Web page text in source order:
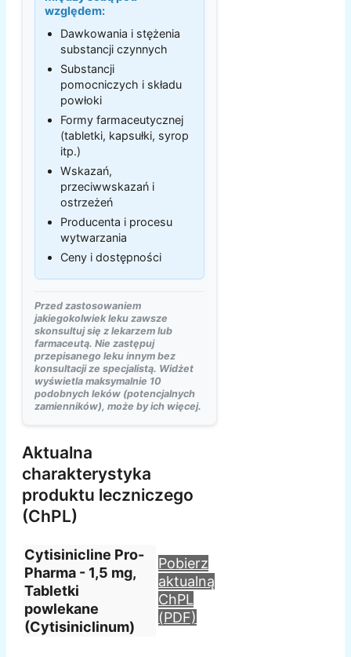
względem:
Dawkowania i stężenia
substancji czynnych
Substancji
pomocniczych i składu
powłoki
Formy farmaceutycznej
(tabletki, kapsułki, syrop
itp.)
Wskazań,
przeciwwskazań i
ostrzeżeń
Producenta i procesu
wytwarzania
Ceny i dostępności
Przed zastosowaniem
jakiegokolwiek leku zawsze
skonsultuj się z lekarzem lub
farmaceutą. Nie zastępuj
przepisanego leku innym bez
konsultacji ze specjalistą. Widżet
wyświetla maksymalnie 10
podobnych leków (potencjalnych
zamienników), może by ich więcej.
Aktualna
charakterystyka
produktu leczniczego
(ChPL)
Cytisinicline Pro-
Pharma - 1,5 mg,
Tabletki
powlekane
(Cytisiniclinum)
Pobierz
aktualną
ChPL
(PDF)